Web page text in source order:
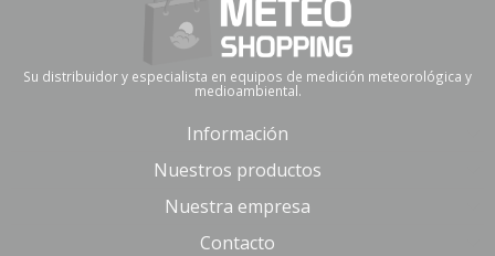
Su distribuidor y especialista en equipos de medición meteorológica y
medioambiental.
Información
Nuestros productos
Nuestra empresa
Contacto